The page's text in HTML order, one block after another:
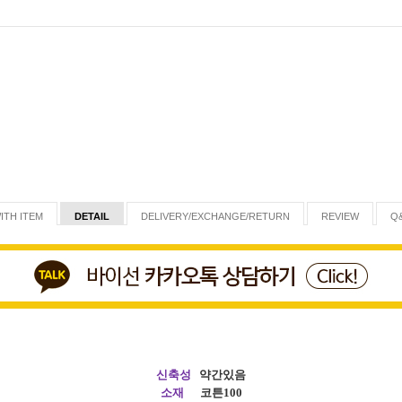
ITEM DETAIL DELIVERY/EXCHANGE/RETURN REVIEW
신축성
약간있음
소재 코튼100